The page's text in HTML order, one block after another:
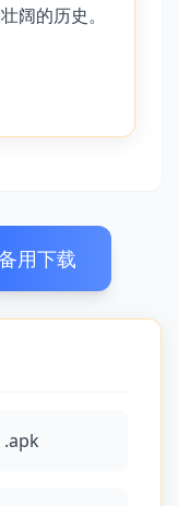
阔的历史。
用下载